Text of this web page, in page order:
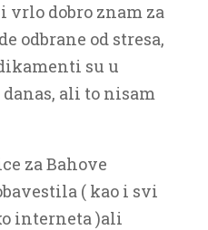
vrlo dobro znam za
odbrane od stresa,
su u
ali to nisam
za Bahove
( kao i svi
interneta )ali